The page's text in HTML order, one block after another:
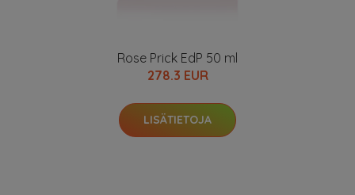
Rose Prick EdP 50 ml
278.3 EUR
LISÄTIETOJA